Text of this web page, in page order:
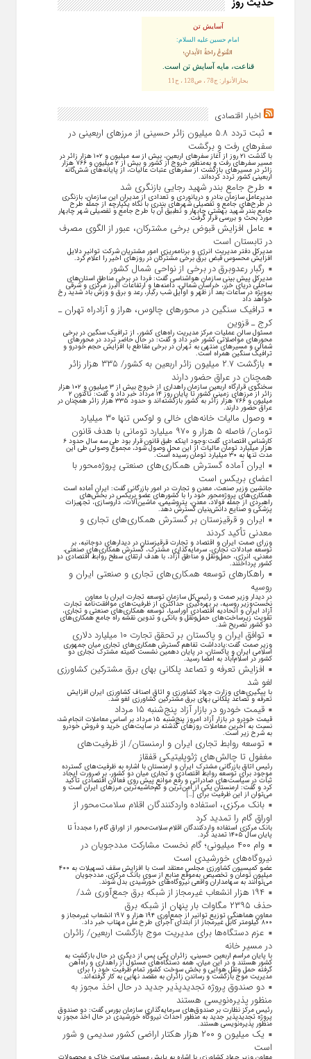
آسایش تن
امام حسین علیه السلام:
القُنوعُ راحَةُ الأبدانِ؛
قناعت، مايه آسايش تن است.
بحارالأنوار: ج78 ، ص128 ، ح11
اخبار اقتصادی
ثبت تردد ۵.۸ میلیون زائر حسینی از مرزهای اربعینی در
سفرهای رفت و برگشت
با گذشت ۲۱ روز از آغاز سفرهای اربعین، بیش از سه میلیون و ۱۰۲ هزار زائر در
مسیر سفرهای رفت و به‌منظور خروج از کشور و بیش از ۲ میلیون و ۷۶۶ هزار
زائر در مسیرهای بازگشت از سفرهای عتبات عالیات، از پایانه‌های شش‌گانه
اربعینی کشور تردد کرده‌اند.
طرح جامع بندر شهید رجایی بازنگری شد
مدیرعامل سازمان بنادر و دریانوردی و تعدادی از مدیران این سازمان، بازنگری
در طرح‌های جامع و تفصیلی شهر‌های بندری با نگاه یکپارچه از جمله طرح
جامع بندر شهید بهشتی چابهار و تطبیق آن با طرح جامع و تفصیلی شهر چابهار
مورد بحث و بررسی قرار گرفت.
عامل افزایش قبوض برخی مشترکان، عبور از الگوی مصرف
در تابستان است
مدیرکل دفتر مدیریت انرژی و برنامه‌ریزی امور مشتریان شرکت توانیر دلایل
افزایش محسوس قبض برق برخی مشترکان در روزهای اخیر را اعلام کرد.
رگبار رعدوبرق در برخی از نواحی شمال کشور
مدیرکل پیش بینی سازمان هواشناسی گفت: فردا در برخی مناطق استان‌های
ساحلی دریای خزر، خراسان شمالی، دامنه‌ها و ارتفاعات البرز مرکزی و شرقی
به‌ویژه در ساعات بعد از ظهر و اوایل شب رگبار، رعد و برق و وزش باد شدید رخ
خواهد داد
ترافیک سنگین در محورهای چالوس، هراز و آزادراه تهران ـ
کرج ـ قزوین
مسئول سالن عملیات مرکز مدیریت راه‌های کشور، از ترافیک سنگین در برخی
محورهای مواصلاتی کشور خبر داد و گفت: در حال حاضر تردد در محورهای
شمالی و مسیرهای منتهی به تهران در برخی مقاطع با افزایش حجم خودرو و
ترافیک سنگین همراه است.
بازگشت ۲.۷ میلیون زائر اربعین به کشور/ ۳۳۵ هزار زائر
همچنان در عراق حضور دارند
سخنگوی قرارگاه اربعین سازمان راهداری از خروج بیش از ۳ میلیون و ۱۰۲ هزار
زائر از مرز‌های زمینی کشور تا پایان روز ۱۴ مرداد خبر داد و گفت: تاکنون ۲
میلیون و ۷۶۶ هزار زائر به کشور بازگشته‌اند و حدود ۳۳۵ هزار زائر همچنان در
عراق حضور دارند.
وصول مالیات خانه‌های خالی و لوکس تنها ۳۰ میلیارد
تومان/ فاصله ۵ هزار و ۹۷۰ میلیارد تومانی با هدف قانون
کارشناس اقتصادی گفت:وجود اینکه طبق قانون قرار بود طی سه سال حدود ۶
هزار میلیارد تومان مالیات از این محل وصول شود، مجموع وصولی طی این
مدت تنها به ۳۰ میلیارد تومان رسیده است.
ایران آماده گسترش همکاری‌های صنعتی پروژه‌محور با
اعضای بریکس است
جانشین وزیر صنعت، معدن و تجارت در امور بازرگانی گفت: ایران آماده است
همکاری‌های پروژه‌محور خود را با کشور‌های عضو بریکس در بخش‌های
راهبردی از جمله فولاد، معدن، پتروشیمی، ماشین‌آلات، داروسازی، تجهیزات
پزشکی و صنایع دانش‌بنیان گسترش دهد.
ایران و قرقیزستان بر گسترش همکاری‌های تجاری و
معدنی تأکید کردند
وزرای صمت ایران و اقتصاد و تجارت قرقیزستان در دیدار‌های دوجانبه، بر
توسعه مبادلات تجاری، سرمایه‌گذاری مشترک، گسترش همکاری‌های صنعتی،
معدنی، انرژی، حمل‌ونقل و مناطق آزاد، با هدف ارتقای سطح روابط اقتصادی دو
کشور پرداختند.
راهکارهای توسعه همکاری‌های تجاری و صنعتی ایران و
روسیه
در دیدار وزیر صمت و رئیس‌کل سازمان توسعه تجارت ایران با معاون
نخست‌وزیر روسیه، بر بهره‌گیری حداکثری از ظرفیت‌های موافقت‌نامه تجارت
آزاد ایران و اتحادیه اقتصادی اوراسیا، توسعه همکاری‌های صنعتی و تجاری،
تقویت زیرساخت‌های حمل‌ونقل و بانکی و تدوین نقشه راه جامع همکاری‌های
دو کشور تصریح شد.
توافق ایران و پاکستان بر تحقق تجارت ۱۰ میلیارد دلاری
وزیر صمت گفت:یادداشت تفاهم گسترش همکاری‌های تجاری میان جمهوری
اسلامی ایران و پاکستان، در پایان دهمین نشست کمیته مشترک تجاری دو
کشور در اسلام‌آباد به امضا رسید.
افزایش تعرفه و تصاعد پلکانی بهای برق مشترکین کشاورزی
لغو شد
با پیگیری‌های وزارت جهاد کشاورزی و اتاق اصناف کشاورزی ایران افزایش
تعرفه و تصاعد پلکانی بهای برق مشترکین کشاورزی لغو شد.
قیمت خودرو در بازار آزاد پنج‌شنبه ۱۵ مرداد
قیمت خودرو در بازار آزاد امروز پنج‌شنبه ۱۵ مرداد بر اساس معاملات انجام شده
نسبت به آخرین معاملات روز‌های گذشته در سایت‌های خرید و فروش خودرو
به شرح زیر است.
توسعه روابط تجاری ایران و ارمنستان/ از ظرفیت‌های
مغفول تا چالش‌های ژئوپلیتیکی قفقاز
رئیس اتاق بازرگانی مشترک ایران و ارمنستان با اشاره به ظرفیت‌های گسترده
موجود برای توسعه روابط اقتصادی و تجاری میان دو کشور، بر ضرورت ایجاد
ثبات در سیاست‌های صادراتی و رفع موانع پیش روی فعالان اقتصادی تأکید
کرد و گفت: ارمنستان یکی از امن‌ترین و کم‌حاشیه‌ترین مرز‌های ایران است و
می‌توان از این ظرفیت برای […]
بانک مرکزی، استفاده واردکنندگان اقلام سلامت‌محور از
اوراق گام را تمدید کرد
بانک مرکزی استفاده واردکنندگان اقلام سلامت‌محور از اوراق گام را مجدداً تا
پایان سال ۱۴۰۵ تمدید کرد.
وام ۴۰۰ میلیونی؛ گام نخست مشارکت مددجویان در
نیروگاه‌های خورشیدی است
عضو کمیسیون کشاورزی مجلس معتقد است با افزایش سقف تسهیلات به ۴۰۰
میلیون تومان و تخصیص به‌موقع منابع از سوی بانک مرکزی، مددجویان
می‌توانند به سهامداران واقعی نیروگاه‌های خورشیدی بدل شوند.
۱۹۴ هزار انشعاب غیرمجاز از شبکه برق جمع‌آوری شد/
حذف ۲۳۹۵ مگاوات بار پنهان از شبکه برق
معاون هماهنگی توزیع توانیر از جمع‌آوری ۱۹۴ هزار و ۱۹۷ انشعاب غیرمجاز و
۸۰۰ کیلومتر کابل غیرمجاز از ابتدای اجرای طرح ملی مهتاب خبر داد.
عزم دستگاه‌ها برای مدیریت موج بازگشت اربعین/ زائران
در مسیر خانه
با پایان مراسم اربعین حسینی، زائران یکی پس از دیگری در حال بازگشت به
کشور هستند و در این میان، همه دستگاه‌های مسئول از راهداری و راه‌آهن
گرفته حمل ونقل هوایی و بخش سوخت کشور تمام ظرفیت خود را برای
مدیریت موج بازگشت و رساندن زائران به مقصد نهایی به کار گرفته‌اند.
دو صندوق پروژه تجدیدپذیر جدید در حال اخذ مجوز به
منظور پذیره‌نویسی هستند
رئیس مرکز نظارت بر صندوق‌های سرمایه‌گذاری سازمان بورس گفت: دو صندوق
پروژه تجدیدپذیر جدید به منظور احداث نیروگاه خورشیدی در حال اخذ مجوز به
منظور پذیره‌نویسی هستند.
یک میلیون و ۲۰۰ هزار هکتار اراضی کشور سدیمی و شور
است